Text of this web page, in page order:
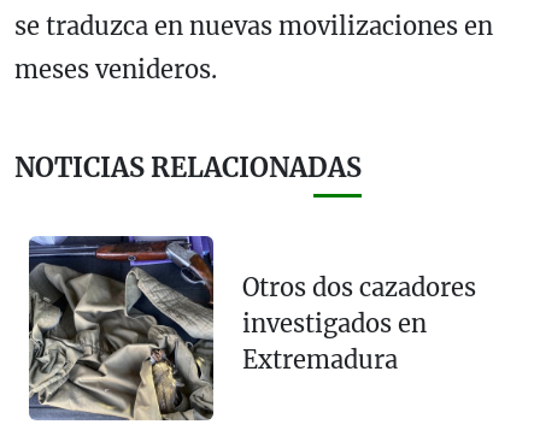
se traduzca en nuevas movilizaciones en
meses venideros.
NOTICIAS RELACIONADAS
Otros dos cazadores
investigados en
Extremadura